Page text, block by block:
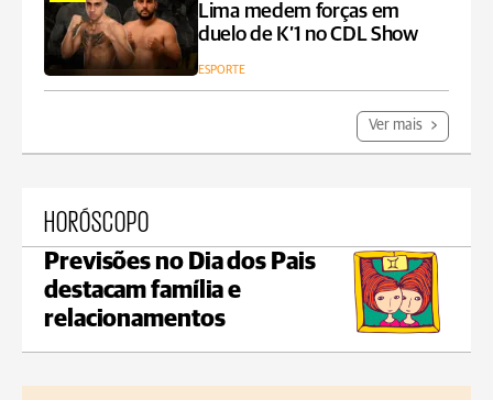
Lima medem forças em
duelo de K’1 no CDL Show
ESPORTE
Ver mais
HORÓSCOPO
Previsões no Dia dos Pais
destacam família e
relacionamentos